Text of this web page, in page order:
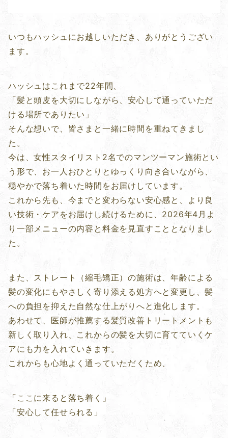
いつもハッシュにお越しいただき、ありがとうござい
ます。
ハッシュはこれまで22年間、
「髪と頭皮を大切にしながら、安心して通っていただ
ける場所でありたい」
そんな想いで、皆さまと一緒に時間を重ねてきまし
た。
今は、女性スタイリスト2名でのマンツーマン施術とい
う形で、お一人おひとりとゆっくり向き合いながら、
穏やかで落ち着いた時間をお届けしています。
これから先も、今までと変わらない安心感と、より良
い技術・ケアをお届けし続けるために、2026年4月よ
り一部メニューの内容と料金を見直すこととなりまし
た。
また、ストレート（縮毛矯正）の施術は、年齢による
髪の変化にもやさしく寄り添える処方へと変更し、髪
への負担を抑えた自然な仕上がりへと進化します。
あわせて、医師が推薦する髪質改善トリートメントも
新しく取り入れ、これからの髪を大切に育てていくケ
アにも力を入れていきます。
これからも心地よく通っていただくため、
「ここに来ると落ち着く」
「安心して任せられる」